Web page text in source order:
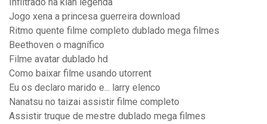
Infiltrado na klan legenda
Jogo xena a princesa guerreira download
Ritmo quente filme completo dublado mega filmes
Beethoven o magnífico
Filme avatar dublado hd
Como baixar filme usando utorrent
Eu os declaro marido e... larry elenco
Nanatsu no taizai assistir filme completo
Assistir truque de mestre dublado mega filmes